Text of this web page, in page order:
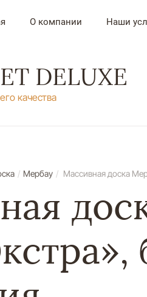
О компании Наши
DELUXE
качества
/ Мербау / Массивная доска